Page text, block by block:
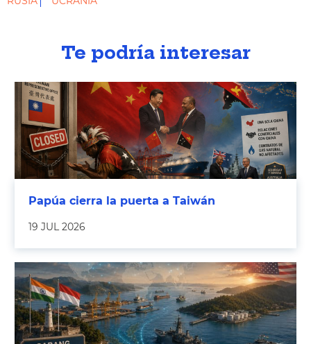
Te podría interesar
Papúa cierra la puerta a Taiwán
19 JUL 2026